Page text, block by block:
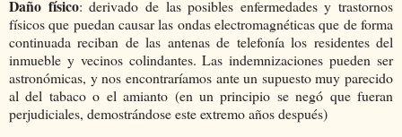
Daño físico: derivado de las posibles enfermedades y trastornos
físicos que puedan causar las ondas electromagnéticas que de forma
continuada reciban de las antenas de telefonía los residentes del
inmueble y vecinos colindantes. Las indemnizaciones pueden ser
astronómicas, y nos encontraríamos ante un supuesto muy parecido
al del tabaco o el amianto (en un principio se negó que fueran
perjudiciales, demostrándose este extremo años después)